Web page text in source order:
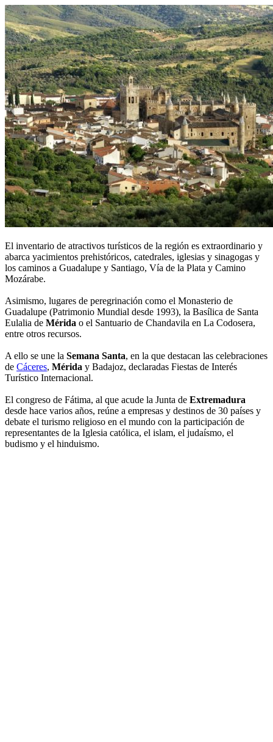
El inventario de atractivos turísticos de la región es extraordinario y
abarca yacimientos prehistóricos, catedrales, iglesias y sinagogas y
los caminos a Guadalupe y Santiago, Vía de la Plata y Camino
Mozárabe.
Asimismo, lugares de peregrinación como el Monasterio de
Guadalupe (Patrimonio Mundial desde 1993), la Basílica de Santa
Eulalia de Mérida o el Santuario de Chandavila en La Codosera,
entre otros recursos.
A ello se une la Semana Santa, en la que destacan las celebraciones
de Cáceres, Mérida y Badajoz, declaradas Fiestas de Interés
Turístico Internacional.
El congreso de Fátima, al que acude la Junta de Extremadura
desde hace varios años, reúne a empresas y destinos de 30 países y
debate el turismo religioso en el mundo con la participación de
representantes de la Iglesia católica, el islam, el judaísmo, el
budismo y el hinduismo.